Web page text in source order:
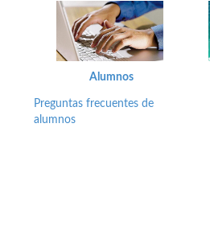
Alumnos
Preguntas frecuentes de
alumnos